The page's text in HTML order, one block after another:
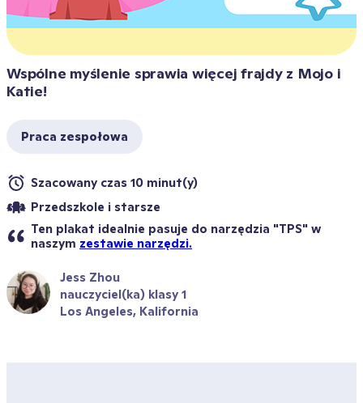
Wspólne myślenie sprawia więcej frajdy z Mojo i
Katie!
Praca zespołowa
Szacowany czas 10 minut(y)
Przedszkole i starsze
Ten plakat idealnie pasuje do narzędzia "TPS" w
naszym zestawie narzędzi.
Jess Zhou
nauczyciel(ka) klasy 1
Los Angeles, Kalifornia